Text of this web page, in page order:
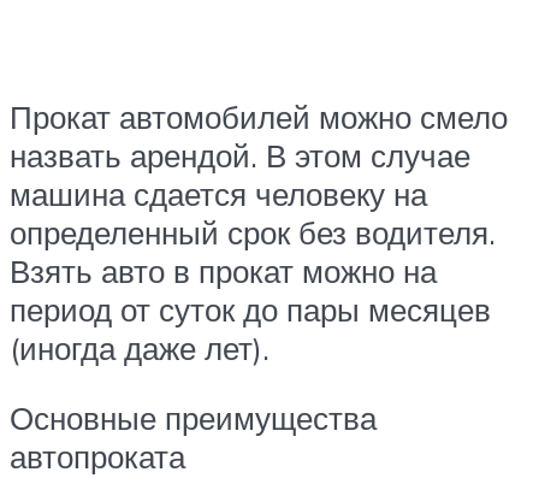
Прокат автомобилей можно смело
назвать арендой. В этом случае
машина сдается человеку на
определенный срок без водителя.
Взять авто в прокат можно на
период от суток до пары месяцев
(иногда даже лет).
Основные преимущества
автопроката